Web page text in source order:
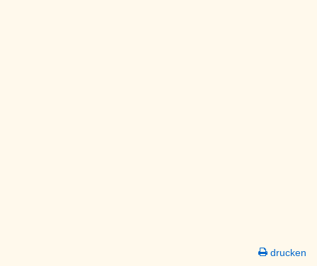
drucken